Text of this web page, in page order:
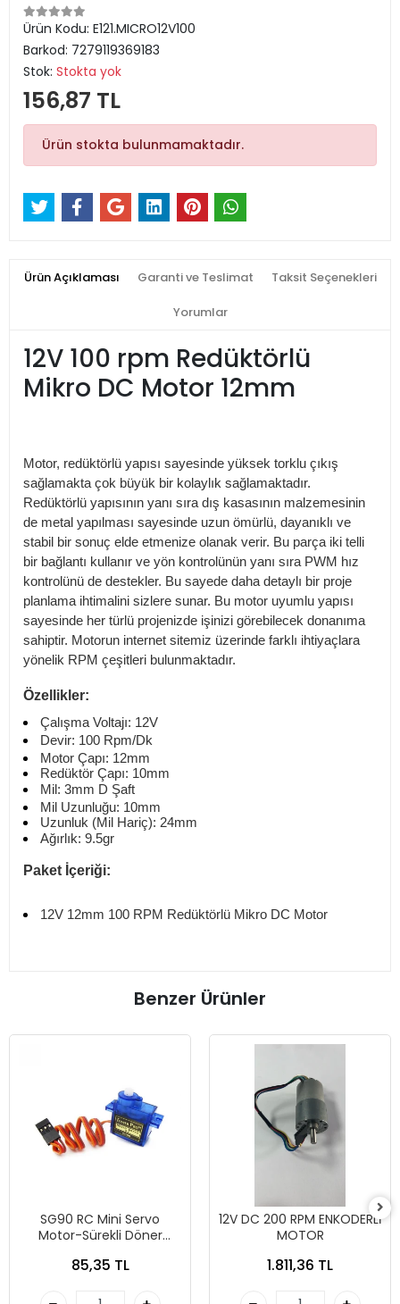
Ürün Kodu: E121.MICRO12V100
Barkod: 7279119369183
Stok: Stokta yok
156,87 TL
Ürün stokta bulunmamaktadır.
Ürün Açıklaması Garanti ve Teslimat Taksit Seçenekleri
Yorumlar
12V 100 rpm Redüktörlü
Mikro DC Motor 12mm
Motor, redüktörlü yapısı sayesinde yüksek torklu çıkış
sağlamakta çok büyük bir kolaylık sağlamaktadır.
Redüktörlü yapısının yanı sıra dış kasasının malzemesinin
de metal yapılması sayesinde uzun ömürlü, dayanıklı ve
stabil bir sonuç elde etmenize olanak verir. Bu parça iki telli
bir bağlantı kullanır ve yön kontrolünün yanı sıra PWM hız
kontrolünü de destekler. Bu sayede daha detaylı bir proje
planlama ihtimalini sizlere sunar. Bu motor uyumlu yapısı
sayesinde her türlü projenizde işinizi görebilecek donanıma
sahiptir. Motorun internet sitemiz üzerinde farklı ihtiyaçlara
yönelik RPM çeşitleri bulunmaktadır.
Özellikler:
Çalışma Voltajı: 12V
Devir: 100 Rpm/Dk
Motor Çapı: 12mm
Redüktör Çapı: 10mm
Mil: 3mm D Şaft
Mil Uzunluğu: 10mm
Uzunluk (Mil Hariç): 24mm
Ağırlık: 9.5gr
Paket İçeriği:
12V 12mm 100 RPM Redüktörlü Mikro DC Motor
Benzer Ürünler
SG90 RC Mini Servo
Motor-Sürekli Döner
85,35 TL
12V DC 200 RPM ENKODERLİ
MOTOR
1.811,36 TL